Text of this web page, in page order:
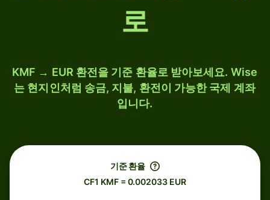
로
KMF → EUR 환전을 기준 환율로 받아보세요. Wise
는 현지인처럼 송금, 지불, 환전이 가능한 국제 계좌
입니다.
기준 환율
CF1 KMF = 0.002033 EUR